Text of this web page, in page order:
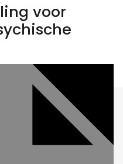
voor